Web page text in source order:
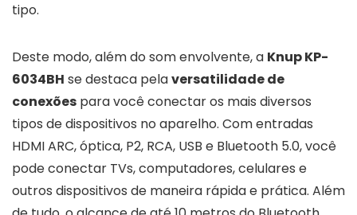
tipo.
Deste modo, além do som envolvente, a Knup KP-
6034BH se destaca pelaversatilidade de
conexões para você conectar os mais diversos
tipos de dispositivos no aparelho. Com entradas
HDMI ARC, óptica, P2, RCA, USB e Bluetooth 5.0, você
pode conectar TVs, computadores, celulares e
outros dispositivos de maneira rápida e prática. Além